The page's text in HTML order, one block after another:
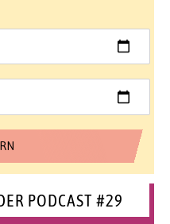
PODCAST #29